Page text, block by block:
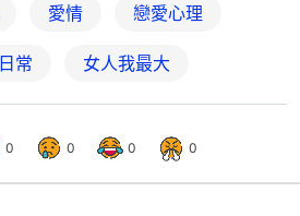
愛情 戀愛心理
常 女人我最大
0 0 0 0